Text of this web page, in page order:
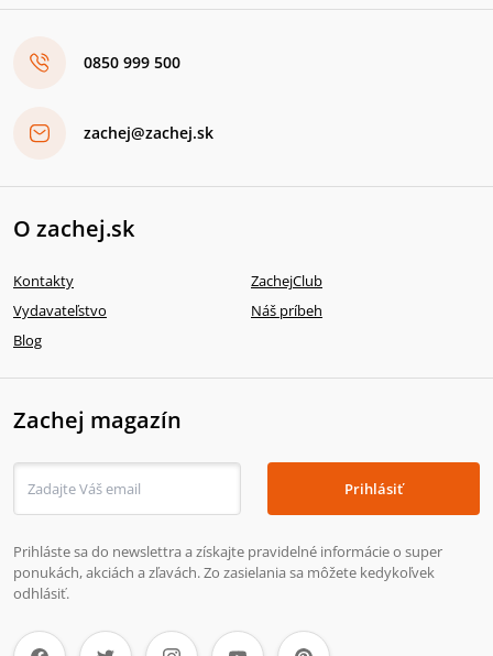
0850 999 500
zachej@zachej.sk
O zachej.sk
Kontakty
ZachejClub
Vydavateľstvo
Náš príbeh
Blog
Zachej magazín
Prihlásiť
Prihláste sa do newslettra a získajte pravidelné informácie o super
ponukách, akciách a zľavách. Zo zasielania sa môžete kedykoľvek
odhlásiť.